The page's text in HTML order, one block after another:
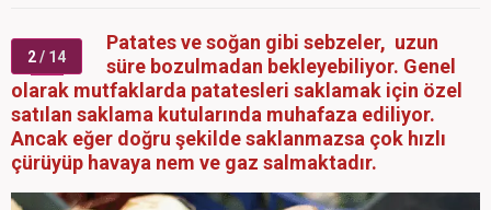
2/ 14
Patates ve soğan gibi sebzeler, uzun
süre bozulmadan bekleyebiliyor. Genel
olarak mutfaklarda patatesleri saklamak için özel
satılan saklama kutularında muhafaza ediliyor.
Ancak eğer doğru şekilde saklanmazsa çok hızlı
çürüyüp havaya nem ve gaz salmaktadır.